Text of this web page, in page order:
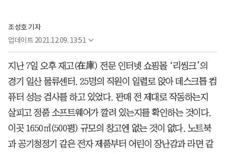
조성호 기자
업데이트 2021.12.09. 13:51
지난 7일 오후 재고(在庫) 전문 인터넷 쇼핑몰 ‘리씽크’의
경기 일산 물류센터. 25명의 직원이 일렬로 앉아 데스크톱 컴
퓨터 성능 검사를 하고 있었다. 판매 전 제대로 작동하는지
살피고 정품 소프트웨어가 깔려 있는지를 확인하는 것이다.
이곳 1650㎡(500평) 규모의 창고엔 없는 것이 없다. 노트북
과 공기청정기 같은 전자 제품부터 어린이 장난감과 라면 같